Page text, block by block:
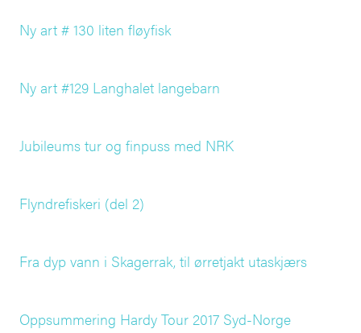
Ny art # 130 liten fløyfisk
Ny art #129 Langhalet langebarn
Jubileums tur og finpuss med NRK
Flyndrefiskeri (del 2)
Fra dyp vann i Skagerrak, til ørretjakt utaskjærs
Oppsummering Hardy Tour 2017 Syd-Norge